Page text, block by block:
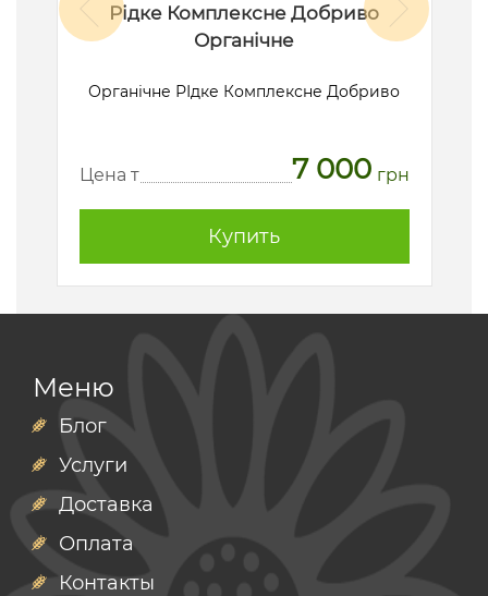
Рідке Комплексне Добриво
Органічне
Органічне РІдке Комплексне Добриво
Цена т 7 000 грн
Купить
Меню
Блог
Услуги
Доставка
Оплата
Контакты